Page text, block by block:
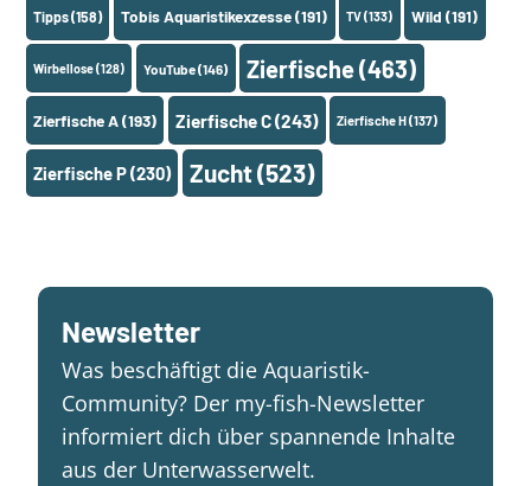
Tipps(158) Tobis Aquaristikexzesse(191) TV(133) Wild (191)
Wirbellose(128) YouTube(146) Zierfische(463)
Zierfische A(193) Zierfische C(243) Zierfische H(137)
Zierfische P(230) Zucht(523)
Newsletter
Was beschäftigt die Aquaristik-
Community? Der my-fish-Newsletter
informiert dich über spannende Inhalte
aus der Unterwasserwelt.